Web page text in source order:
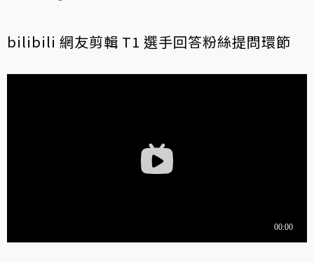
bilibili 網友剪輯 T1 選手回答粉絲提問環節